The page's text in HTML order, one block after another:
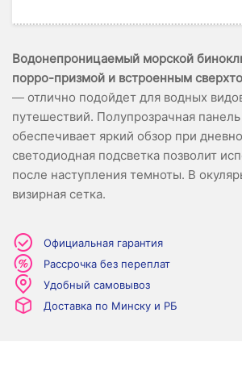
Водонепроницаемый морской
порро-призмой и встроенным
— отлично подойдет для водных
путешествий. Полупрозрачная
обеспечивает яркий обзор при
светодиодная подсветка позволит
после наступления темноты. В
визирная сетка.
Официальная гарантия
Рассрочка без переплат
Удобный самовывоз
Доставка по Минску и РБ